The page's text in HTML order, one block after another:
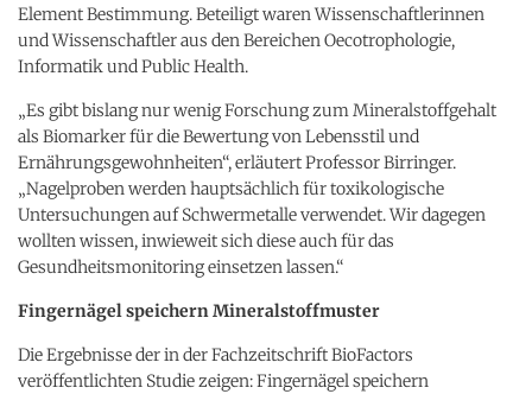
Element Bestimmung. Beteiligt waren Wissenschaftlerinnen
und Wissenschaftler aus den Bereichen Oecotrophologie,
Informatik und Public Health.
„Es gibt bislang nur wenig Forschung zum Mineralstoffgehalt
als Biomarker für die Bewertung von Lebensstil und
Ernährungsgewohnheiten“, erläutert Professor Birringer.
„Nagelproben werden hauptsächlich für toxikologische
Untersuchungen auf Schwermetalle verwendet. Wir dagegen
wollten wissen, inwieweit sich diese auch für das
Gesundheitsmonitoring einsetzen lassen.“
Fingernägel speichern Mineralstoffmuster
Die Ergebnisse der in der Fachzeitschrift BioFactors
veröffentlichten Studie zeigen: Fingernägel speichern